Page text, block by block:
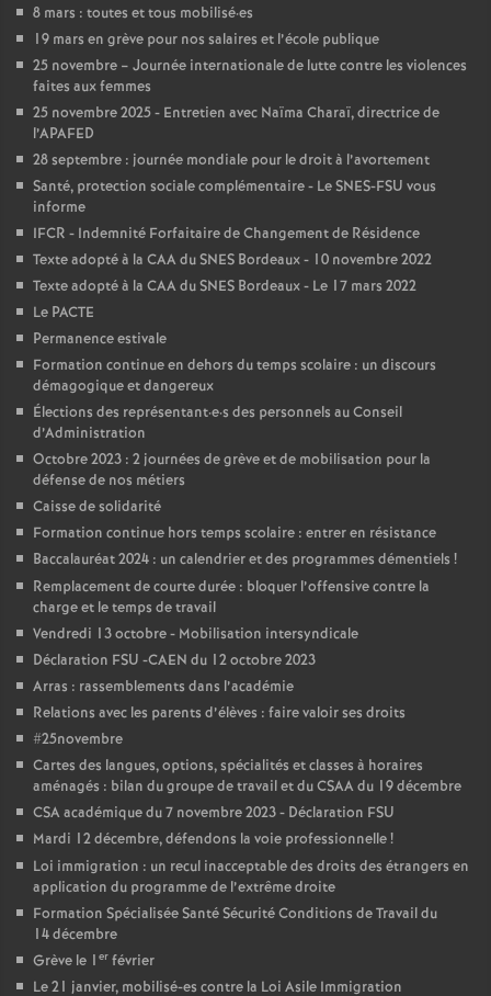
s
E
n
s
e
i
g
n
e
m
e
n
t
s
d
e
S
e
8 mars : toutes et tous mobilisé·es
19 mars en grève pour nos salaires et l’école publique
25 novembre – Journée internationale de lutte contre les violences
faites aux femmes
25 novembre 2025 - Entretien avec Naïma Charaï, directrice de
l’APAFED
28 septembre : journée mondiale pour le droit à l’avortement
Santé, protection sociale complémentaire - Le SNES-FSU vous
informe
IFCR - Indemnité Forfaitaire de Changement de Résidence
Texte adopté à la CAA du SNES Bordeaux - 10 novembre 2022
Texte adopté à la CAA du SNES Bordeaux - Le 17 mars 2022
Le PACTE
Permanence estivale
Formation continue en dehors du temps scolaire : un discours
démagogique et dangereux
Élections des représentant·e·s des personnels au Conseil
d’Administration
Octobre 2023 : 2 journées de grève et de mobilisation pour la
défense de nos métiers
Caisse de solidarité
Formation continue hors temps scolaire : entrer en résistance
Baccalauréat 2024 : un calendrier et des programmes démentiels !
Remplacement de courte durée : bloquer l’offensive contre la
charge et le temps de travail
Vendredi 13 octobre - Mobilisation intersyndicale
Déclaration FSU -CAEN du 12 octobre 2023
Arras : rassemblements dans l’académie
Relations avec les parents d’élèves : faire valoir ses droits
#25novembre
Cartes des langues, options, spécialités et classes à horaires
aménagés : bilan du groupe de travail et du CSAA du 19 décembre
CSA académique du 7 novembre 2023 - Déclaration FSU
Mardi 12 décembre, défendons la voie professionnelle!
Loi immigration : un recul inacceptable des droits des étrangers en
application du programme de l’extrême droite
Formation Spécialisée Santé Sécurité Conditions de Travail du
14 décembre
Grève le 1 er février
Le 21 janvier, mobilisé-es contre la Loi Asile Immigration